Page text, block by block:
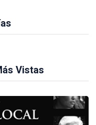
Vistas